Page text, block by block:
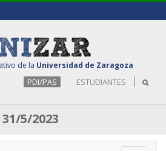
de la Universidad de Zaragoza
PDI/PAS ESTUDIANTES
31/5/2023